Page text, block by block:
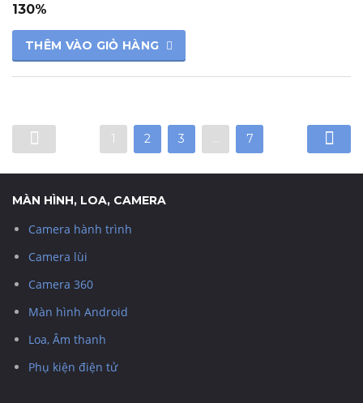
130%
THÊM VÀO GIỎ HÀNG
1 2 3 … 7
MÀN HÌNH, LOA, CAMERA
Camera hành trình
Camera lùi
Camera 360
Màn hình Android
Loa, Âm thanh
Phụ kiện điện tử